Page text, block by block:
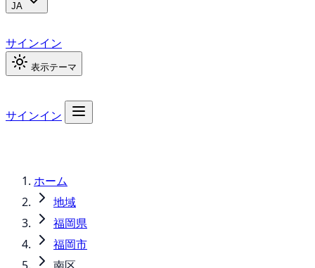
JA
サインイン
表示テーマ
サインイン
ホーム
地域
福岡県
福岡市